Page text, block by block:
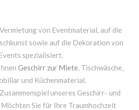
von Eventmaterial, auf die
sowie auf die Dekoration von
spezialisiert.
Geschirr zur Miete, Tischwäsche,
und Küchenmaterial.
unseres Geschirr- und
Sie für Ihre Traumhochzeit